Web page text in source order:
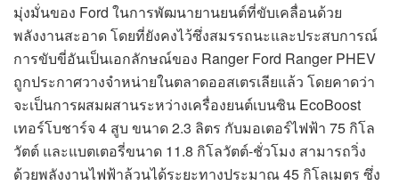
มุ่งมั่นของ Ford ในการพัฒนายานยนต์ที่ขับเคลื่อนด้วย
พลังงานสะอาด โดยที่ยังคงไว้ซึ่งสมรรถนะและประสบการณ์
การขับขี่อันเป็นเอกลักษณ์ของ Ranger Ford Ranger PHEV
ถูกประกาศวางจำหน่ายในตลาดออสเตรเลียแล้ว โดยคาดว่า
จะเป็นการผสมผสานระหว่างเครื่องยนต์เบนซิน EcoBoost
เทอร์โบชาร์จ 4 สูบ ขนาด 2.3 ลิตร กับมอเตอร์ไฟฟ้า 75 กิโล
วัตต์ และแบตเตอรี่ขนาด 11.8 กิโลวัตต์-ชั่วโมง สามารถวิ่ง
ด้วยพลังงานไฟฟ้าล้วนได้ระยะทางประมาณ 45 กิโลเมตร ซึ่ง